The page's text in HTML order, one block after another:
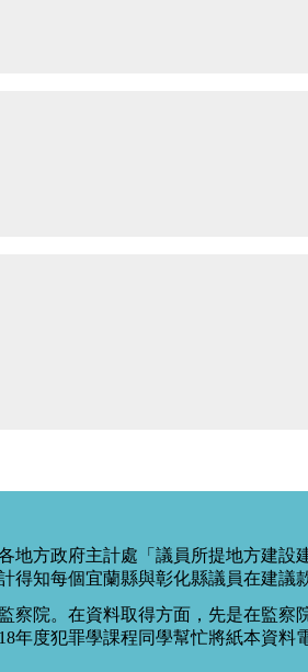
各地方政府主計處「議員所提地方建
得知每個宜蘭縣與彰化縣議員在建議
察院。在資料取得方面，先是在監
年度犯罪學課程同學幫忙將紙本資料